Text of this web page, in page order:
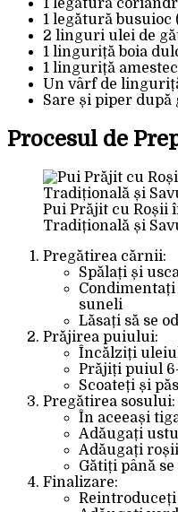
1 legătură
1 legătură busuioc
2 linguri ulei de
1 linguriță boia
1 linguriță
Un vârf de
Sare și piper după
Procesul de
Pui Prăjit cu Roșii
Tradițională și
Pregătirea cărnii:
Spălați și
Condimentați
suneli
Lăsați să se
Prăjirea puiului:
Încălziți
Prăjiți puiul
Scoateți și
Pregătirea sosului:
În aceeași
Adăugați
Adăugați
Gătiți până
Finalizare: